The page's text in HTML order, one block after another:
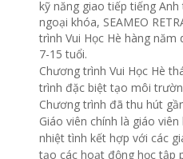
kỹ năng giao tiếp tiếng
ngoại khóa, SEAMEO
trình Vui Học Hè hàng
7-15 tuổi.
Chương trình Vui Học Hè
trình đặc biệt tạo môi
Chương trình đã thu hút
Giáo viên chính là giáo
nhiệt tình kết hợp với các
tạo các hoạt động học tập